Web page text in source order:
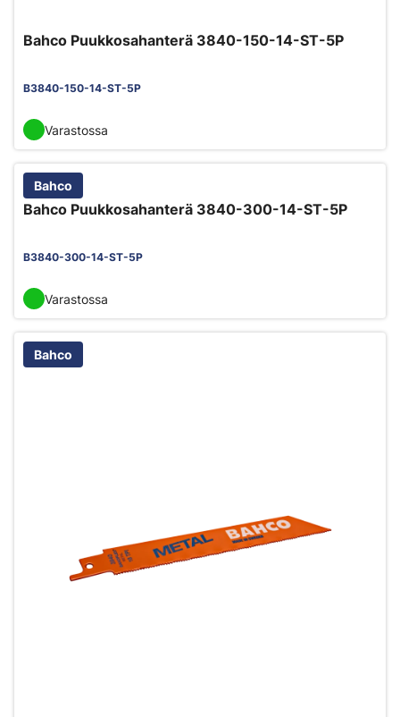
Bahco Puukkosahanterä 3840-150-14-ST-5P
B3840-150-14-ST-5P
Varastossa
Bahco
Bahco Puukkosahanterä 3840-300-14-ST-5P
B3840-300-14-ST-5P
Varastossa
Bahco